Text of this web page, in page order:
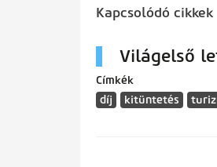
Kapcsolódó cikkek
Világelső
Címkék
díj
kitüntetés